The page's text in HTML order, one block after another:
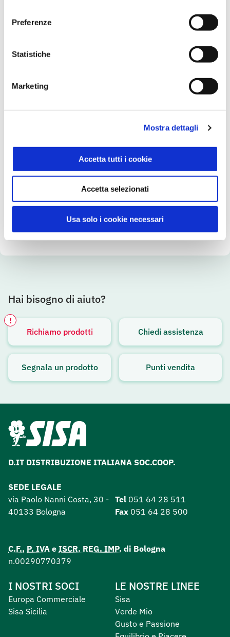
Preferenze
Statistiche
Marketing
Mostra dettagli
Accetta tutti i cookie
Accetta selezionati
Usa solo i cookie necessari
SCOPRI IL PRODOTTO
Hai bisogno di aiuto?
Richiamo prodotti
!
Avviso attivo
Chiedi assistenza
Segnala un prodotto Punti vendita
D.IT DISTRIBUZIONE ITALIANA SOC.COOP.
SEDE LEGALE
via Paolo Nanni Costa, 30 -
40133 Bologna
Tel 051 64 28 511
Fax 051 64 28 500
C.F., P. IVA e ISCR. REG. IMP. di Bologna
n.00290770379
I NOSTRI SOCI
Europa Commerciale
Sisa Sicilia
LE NOSTRE LINEE
Sisa
Verde Mio
Gusto e Passione